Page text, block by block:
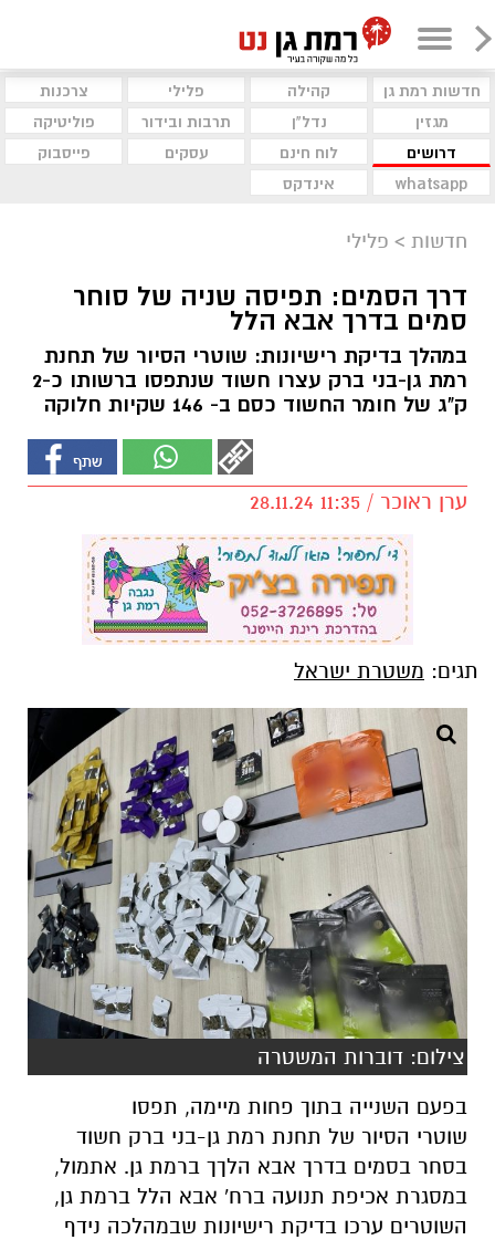
חדשות רמת גן קהילה פלילי
צרכנות
מגזין
נדל"ן תרבות ובידור
פוליטיקה
דרושים
לוח חינם עסקים
פייסבוק
whatsapp
אינדקס
חדשות > פלילי
דרך הסמים: תפיסה שניה של סוחר
סמים בדרך אבא הלל
במהלך בדיקת רישיונות: שוטרי הסיור של תחנת
רמת גן-בני ברק עצרו חשוד שנתפסו ברשותו כ-2
ק"ג של חומר החשוד כסם ב- 146 שקיות חלוקה
ערן ראוכר / 11:35 28.11.24
תגים: משטרת ישראל
צילום: דוברות המשטרה
בפעם השנייה בתוך פחות מיימה, תפסו
שוטרי הסיור של תחנת רמת גן-בני ברק חשוד
בסחר בסמים בדרך אבא הלךך ברמת גן. אתמול,
במסגרת אכיפת תנועה ברח' אבא הלל ברמת גן,
השוטרים ערכו בדיקת רישיונות שבמהלכה נידף